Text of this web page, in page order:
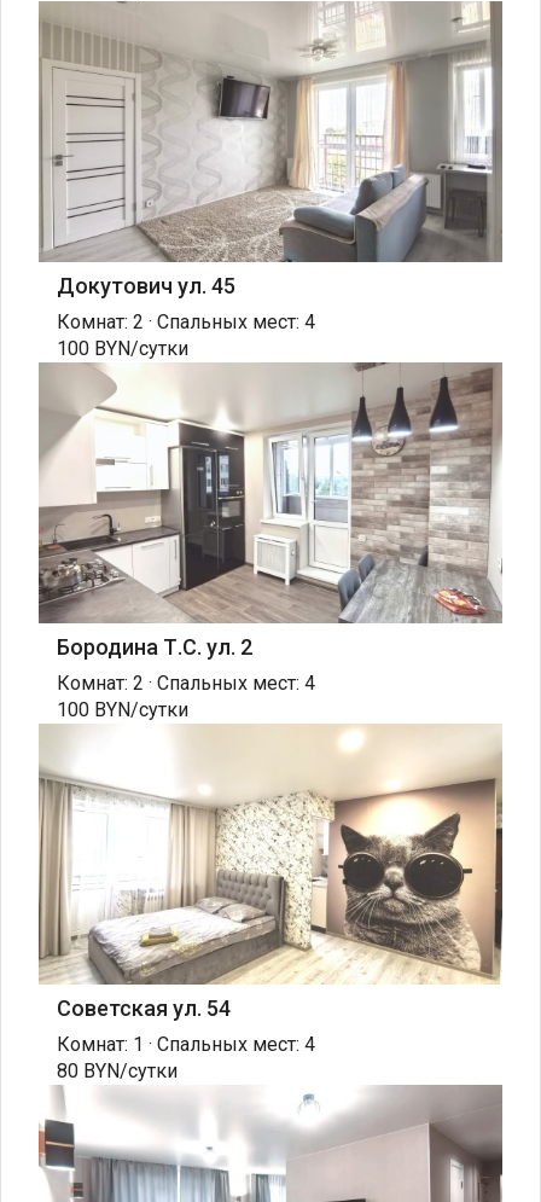
Докутович ул. 45
Комнат: 2 · Спальных мест: 4
100 BYN/сутки
Бородина Т.С. ул. 2
Комнат: 2 · Спальных мест: 4
100 BYN/сутки
Советская ул. 54
Комнат: 1 · Спальных мест: 4
80 BYN/сутки